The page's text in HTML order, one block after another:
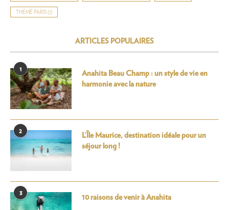
THÉMÉ PARIS (1)
ARTICLES POPULAIRES
1
Anahita Beau Champ : un style de vie en
harmonie avec la nature
2
L’Île Maurice, destination idéale pour un
séjour long !
3
10 raisons de venir à Anahita